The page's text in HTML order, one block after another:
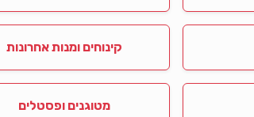
קינוחים ומנות אחרונות
מטוגנים ופסטלים